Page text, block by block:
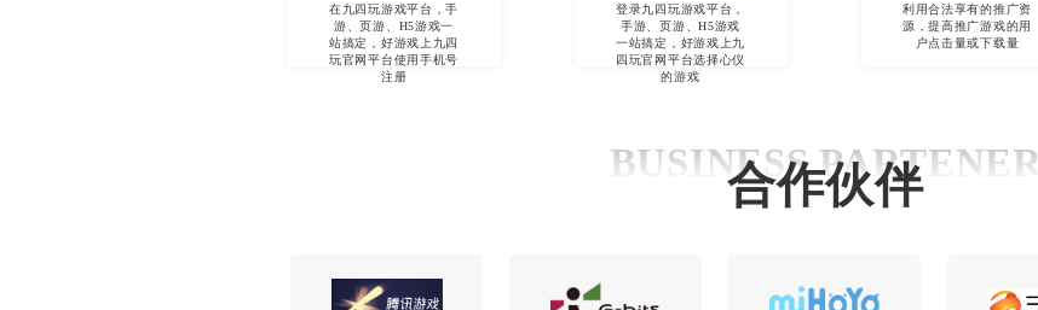
在九四玩游戏平台，手
游、页游、H5游戏一
站搞定，好游戏上九四
玩官网平台使用手机号
注册
登录九四玩游戏平台，
手游、页游、H5游戏
一站搞定，好游戏上九
四玩官网平台选择心仪
的游戏
利用合法享有的推广资
源，提高推广游戏的用
户点击量或下载量
BUSINESS PARTENER
合作伙伴